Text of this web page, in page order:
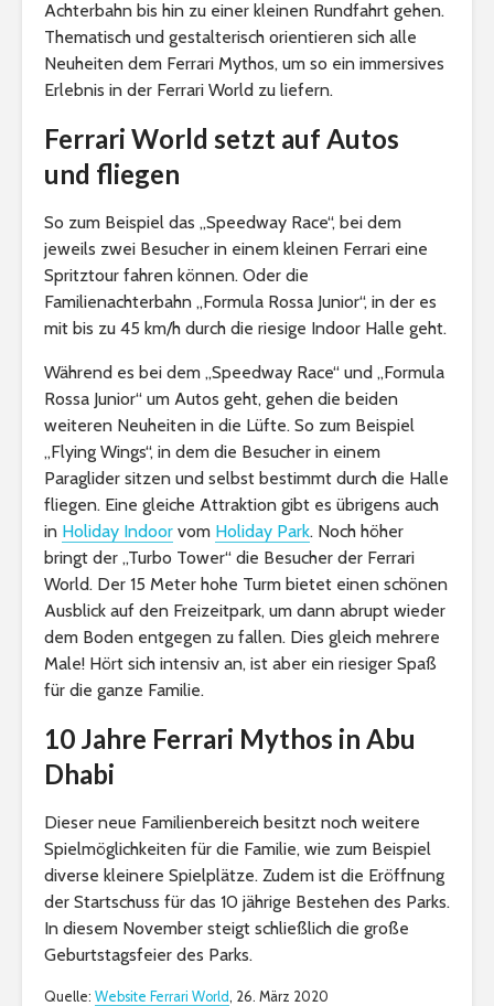
Achterbahn bis hin zu einer kleinen Rundfahrt gehen.
Thematisch und gestalterisch orientieren sich alle
Neuheiten dem Ferrari Mythos, um so ein immersives
Erlebnis in der Ferrari World zu liefern.
Ferrari World setzt auf Autos
und fliegen
So zum Beispiel das „Speedway Race“, bei dem
jeweils zwei Besucher in einem kleinen Ferrari eine
Spritztour fahren können. Oder die
Familienachterbahn „Formula Rossa Junior“, in der es
mit bis zu 45 km/h durch die riesige Indoor Halle geht.
Während es bei dem „Speedway Race“ und „Formula
Rossa Junior“ um Autos geht, gehen die beiden
weiteren Neuheiten in die Lüfte. So zum Beispiel
„Flying Wings“, in dem die Besucher in einem
Paraglider sitzen und selbst bestimmt durch die Halle
fliegen. Eine gleiche Attraktion gibt es übrigens auch
in Holiday Indoor vom Holiday Park. Noch höher
bringt der „Turbo Tower“ die Besucher der Ferrari
World. Der 15 Meter hohe Turm bietet einen schönen
Ausblick auf den Freizeitpark, um dann abrupt wieder
dem Boden entgegen zu fallen. Dies gleich mehrere
Male! Hört sich intensiv an, ist aber ein riesiger Spaß
für die ganze Familie.
10 Jahre Ferrari Mythos in Abu
Dhabi
Dieser neue Familienbereich besitzt noch weitere
Spielmöglichkeiten für die Familie, wie zum Beispiel
diverse kleinere Spielplätze. Zudem ist die Eröffnung
der Startschuss für das 10 jährige Bestehen des Parks.
In diesem November steigt schließlich die große
Geburtstagsfeier des Parks.
Quelle: Website Ferrari World, 26. März 2020